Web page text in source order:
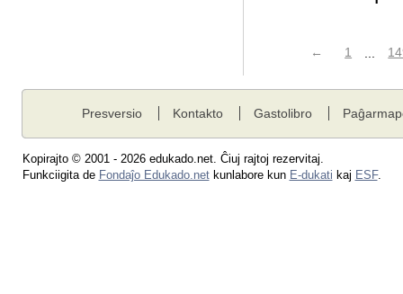
← 1
Presversio Kontakto Gastolibro
Kopirajto © 2001 - 2026 edukado.net. Ĉiuj rajtoj rezervitaj.
Funkciigita de Fondaĵo Edukado.netkunlabore kun E-dukati kaj ESF.